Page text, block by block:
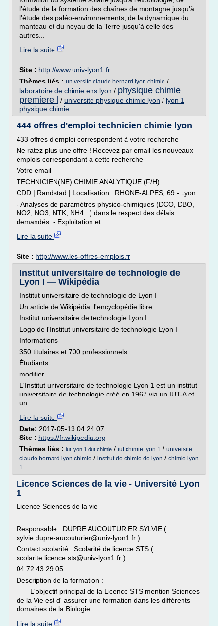
l'étude de la formation des chaînes de montagne jusqu'à
l'étude des paléo-environnements, de la dynamique du
manteau et du noyau de la Terre jusqu'à celle des
autres...
Lire la suite
Site : http://www.univ-lyon1.fr
Thèmes liés : universite claude bernard lyon chimie /
laboratoire de chimie ens lyon / physique chimie
premiere l
/ universite physique chimie lyon / lyon 1
physique chimie
444 offres d'emploi technicien chimie lyon
433 offres d'emploi correspondent à votre recherche
Ne ratez plus une offre ! Recevez par email les nouveaux
emplois correspondant à cette recherche
Votre email :
TECHNICIEN(NE) CHIMIE ANALYTIQUE (F/H)
CDD | Randstad | Localisation : RHONE-ALPES, 69 - Lyon
- Analyses de paramètres physico-chimiques (DCO, DBO,
NO2, NO3, NTK, NH4...) dans le respect des délais
demandés. - Exploitation et...
Lire la suite
Site : http://www.les-offres-emplois.fr
Institut universitaire de technologie de
Lyon I — Wikipédia
Institut universitaire de technologie de Lyon I
Un article de Wikipédia, l'encyclopédie libre.
Institut universitaire de technologie Lyon I
Logo de l'Institut universitaire de technologie Lyon I
Informations
350 titulaires et 700 professionnels
Étudiants
modifier
L'Institut universitaire de technologie Lyon 1 est un institut
universitaire de technologie créé en 1967 via un IUT-A et
un...
Lire la suite
Date: 2017-05-13 04:24:07
Site : https://fr.wikipedia.org
Thèmes liés : iut lyon 1 dut chimie / iut chimie lyon 1 / universite
claude bernard lyon chimie / institut de chimie de lyon / chimie lyon
1
Licence Sciences de la vie - Université Lyon
1
Licence Sciences de la vie
Responsable : DUPRE AUCOUTURIER SYLVIE (
sylvie.dupre-aucouturier@univ-lyon1.fr )
Contact scolarité : Scolarité de licence STS (
scolarite.licence.sts@univ-lyon1.fr )
04 72 43 29 05
Description de la formation :
L'objectif principal de la Licence STS mention Sciences
de la Vie est d' assurer une formation dans les différents
domaines de la Biologie,...
Lire la suite